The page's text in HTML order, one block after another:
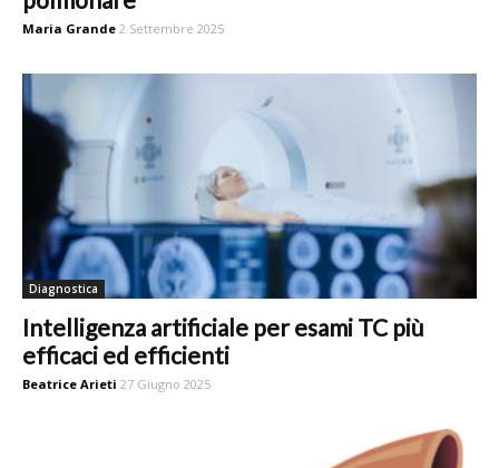
Maria Grande 2 Settembre 2025
Diagnostica
Intelligenza artificiale per esami TC più
efficaci ed efficienti
Beatrice Arieti 27 Giugno 2025